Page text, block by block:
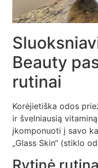
Beauty
rutinai
Korėjietiška odos
ir švelniausią
įkomponuoti į savo
„Glass Skin“ (stiklo